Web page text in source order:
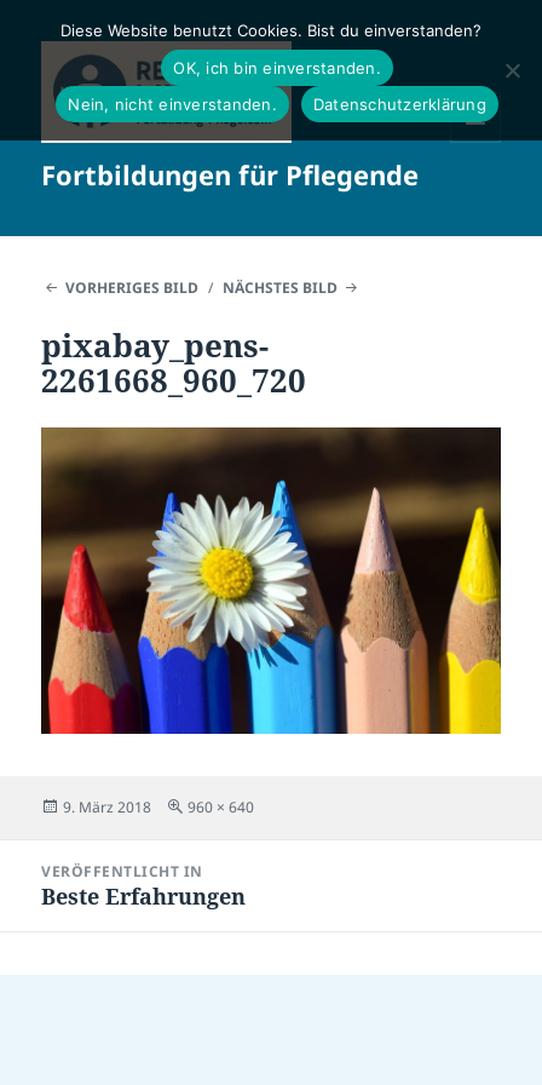
Fortbildungen für Pflegende
VORHERIGES BILD NÄCHSTES BILD
pixabay_pens-
2261668_960_720
Veröffentlicht
9. März 2018 Originalgröße
960 × 640
VERÖFFENTLICHT IN
Beste Erfahrungen
Diese Website benutzt Cookies. Bist du einverstanden?
OK, ich bin einverstanden.
Nein, nicht einverstanden.
Datenschutzerklärung